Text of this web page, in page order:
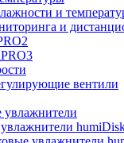
и
и
вентили
увлажнители